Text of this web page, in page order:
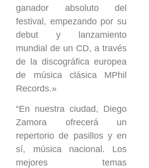
ganador absoluto del
festival, empezando por su
debut y lanzamiento
mundial de un CD, a través
de la discográfica europea
de música clásica MPhil
Records.»
“En nuestra ciudad, Diego
Zamora ofrecerá un
repertorio de pasillos y en
sí, música nacional. Los
mejores temas